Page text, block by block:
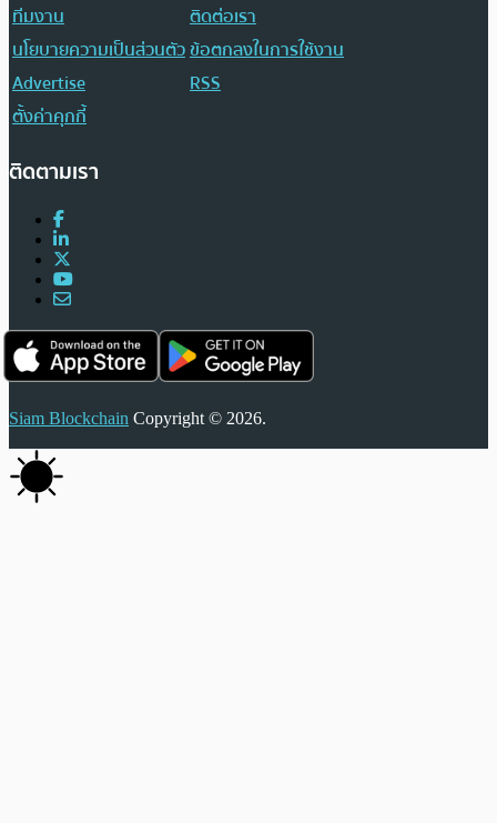
ทีมงาน
ติดต่อเรา
นโยบายความเป็นส่วนตัวข้อตกลงในการใช้งาน
Advertise
RSS
ตั้งค่าคุกกี้
ติดตามเรา
Siam Blockchain Copyright © 2026.